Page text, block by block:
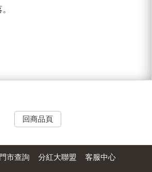
回商品頁
門市查詢 分紅大聯盟 客服中心